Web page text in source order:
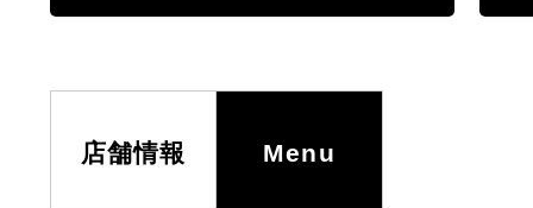
店舗情報 Menu